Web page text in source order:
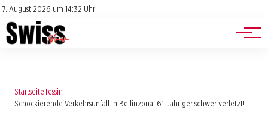
7. August 2026 um 14:32 Uhr
Impressum
Datenschutz
Jobs
Events
StartseiteTessin
Schockierende Verkehrsunfall in Bellinzona: 61-Jähriger schwer verletzt!